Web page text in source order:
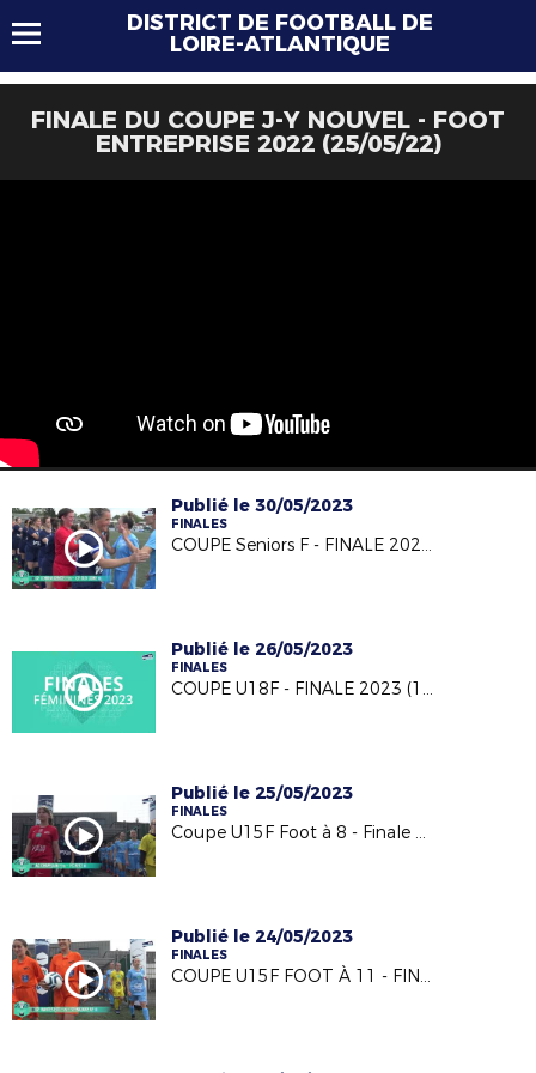
DISTRICT DE FOOTBALL DE
LOIRE-ATLANTIQUE
FINALE DU COUPE J-Y NOUVEL - FOOT
ENTREPRISE 2022 (25/05/22)
Publié le 30/05/2023
FINALES
COUPE Seniors F - FINALE 2023 (18/05/23)
Publié le 26/05/2023
FINALES
COUPE U18F - FINALE 2023 (18/05/23)
Publié le 25/05/2023
FINALES
Coupe U15F Foot à 8 - Finale 2023 (18/05/23)
Publié le 24/05/2023
FINALES
COUPE U15F FOOT À 11 - FINALE 2023 (18/05/23)